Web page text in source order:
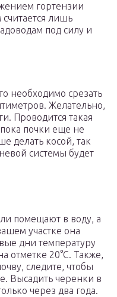
гортензии
лишь
под силу и
необходимо срезать
Желательно,
Проводится такая
почки еще не
делать косой, так
системы будет
помещают в воду, а
участке она
дни температуру
отметке 20°C. Также,
следите, чтобы
Высадить черенки в
через два года.